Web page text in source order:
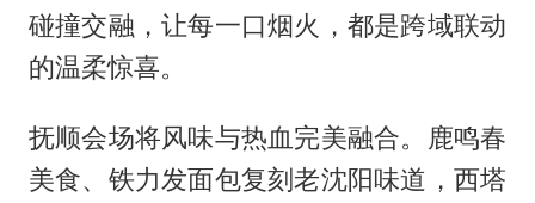
碰撞交融，让每一口烟火，都是跨域联动
的温柔惊喜。
抚顺会场将风味与热血完美融合。鹿鸣春
美食、铁力发面包复刻老沈阳味道，西塔